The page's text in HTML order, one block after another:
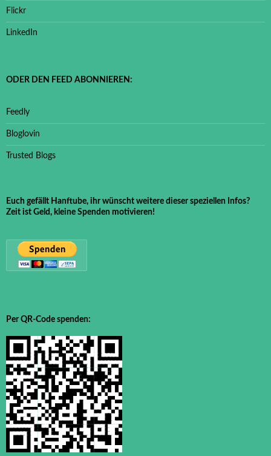
Flickr
LinkedIn
ODER DEN FEED ABONNIEREN:
Feedly
Bloglovin
Trusted Blogs
Euch gefällt Hanftube, ihr wünscht weitere dieser speziellen Infos?
Zeit ist Geld, kleine Spenden motivieren!
Per QR-Code spenden: